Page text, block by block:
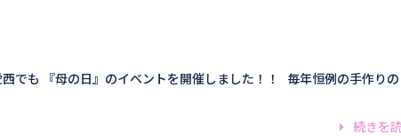
も 『母の日』のイベントを開催しました！！ 毎年恒例の手作りの
続きを